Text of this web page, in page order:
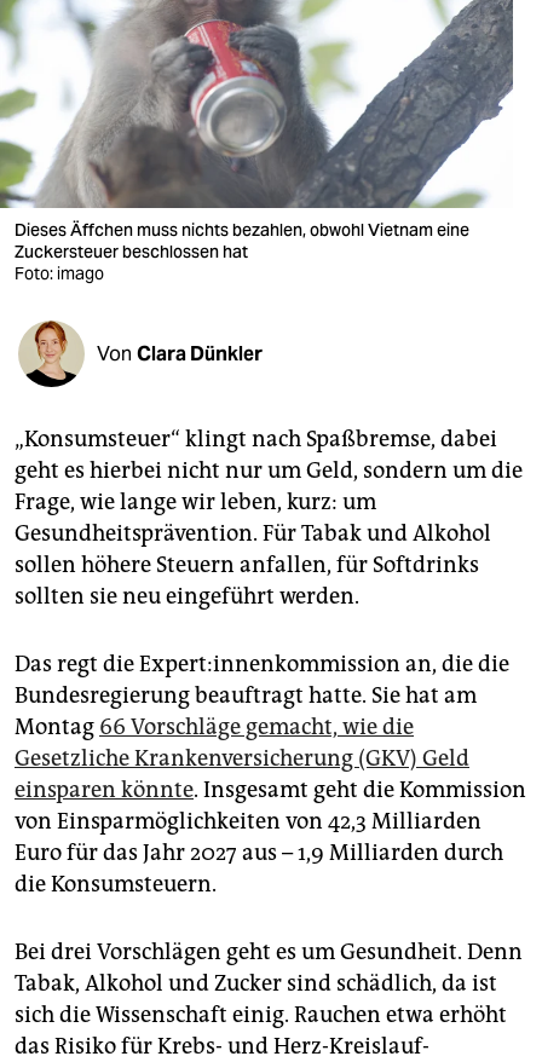
wahrheit
verlag
verlag
veranstaltungen
shop
fragen & hilfe
unterstützen
abo
genossenschaft
epaper login
Dieses Äffchen muss nichts bezahlen, obwohl Vietnam eine
Zuckersteuer beschlossen hat
Foto: imago
Von Clara Dünkler
„Konsumsteuer“ klingt nach Spaßbremse, dabei
geht es hierbei nicht nur um Geld, sondern um die
Frage, wie lange wir leben, kurz: um
Gesundheitsprävention. Für Tabak und Alkohol
sollen höhere Steuern anfallen, für Softdrinks
sollten sie neu eingeführt werden.
Das regt die Ex­per­t:in­nen­kom­mis­si­on an, die die
Bundesregierung beauftragt hatte. Sie hat am
Montag 66 Vorschläge gemacht, wie die
Gesetzliche Krankenversicherung (GKV) Geld
einsparen könnte. Insgesamt geht die Kommission
von Einsparmöglichkeiten von 42,3 Milliarden
Euro für das Jahr 2027 aus – 1,9 Milliarden durch
die Konsumsteuern.
Bei drei Vorschlägen geht es um Gesundheit. Denn
Tabak, Alkohol und Zucker sind schädlich, da ist
sich die Wissenschaft einig. Rauchen etwa erhöht
das Risiko für Krebs- und Herz-Kreislauf-